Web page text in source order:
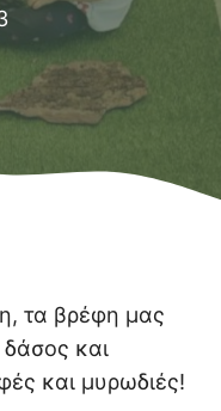
τα βρέφη μας
και
και μυρωδιές!